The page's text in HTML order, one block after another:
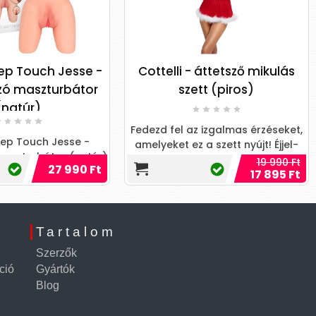
- áttetsző mikulás
szett (piros)
fel az izgalmas érzéseket,
ez a szett nyújt! Éjjel-
garantáltan felkelted a
figyelmet!
19 990 Ft
17 895 Ft
Kink Royal gown/long
Elegancia és
találkozása, ami
pillanatot
varázsol!
23
Tartalom
Szerzők
Gyártók
Blog